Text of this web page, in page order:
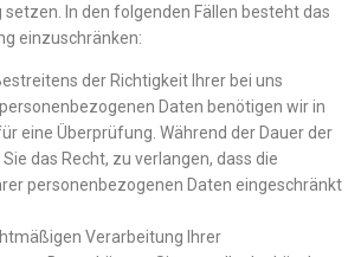
In den folgenden Fällen besteht das
einzuschränken:
der Richtigkeit Ihrer bei uns
Daten benötigen wir in
eine Überprüfung. Während der Dauer der
das Recht, zu verlangen, dass die
personenbezogenen Daten eingeschränkt
Verarbeitung Ihrer